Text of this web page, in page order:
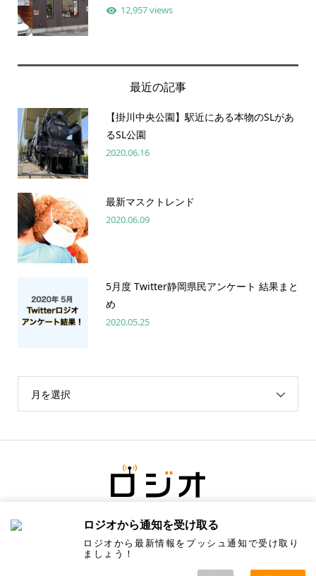
12,957 views
最近の記事
【掛川中央公園】駅近にある本物のSLがあ
るSL公園
2020.06.16
最新マスクトレンド
2020.06.09
5月度 Twitter静岡県民アンケート 結果まと
め
2020.05.25
月を選択
ロジオから通知を受け取る
ロジオから最新情報をプッシュ通知で受け取り
ましょう！